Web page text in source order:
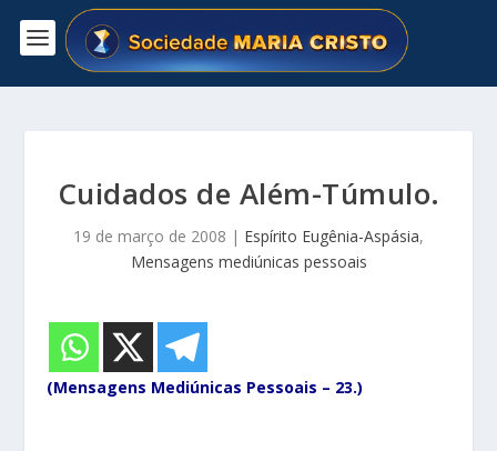
Cuidados de Além-Túmulo.
19 de março de 2008 | Espírito Eugênia-Aspásia,
Mensagens mediúnicas pessoais
(Mensagens Mediúnicas Pessoais – 23.)